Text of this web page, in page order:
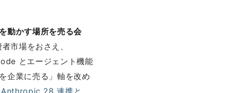
動かす場所を売る会
市場をおさえ、
とエージェント機能
企業に売る」軸を改め
Anthropic 28 連携と